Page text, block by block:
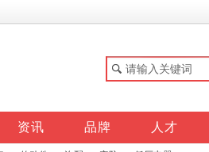
资讯 品牌 人才